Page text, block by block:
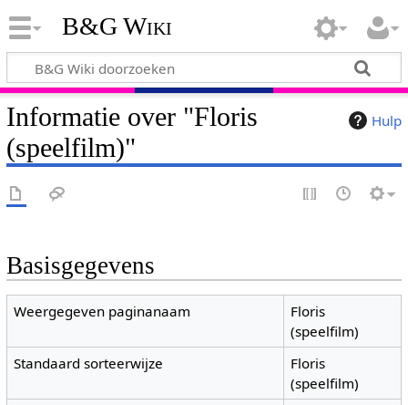
B&G Wiki
Hulp
Informatie over "Floris
(speelfilm)"
Basisgegevens
Weergegeven paginanaam
Floris
(speelfilm)
Standaard sorteerwijze
Floris
(speelfilm)